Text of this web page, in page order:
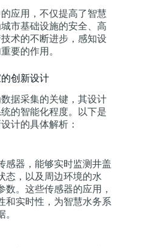
应用，不仅提高了智慧
市基础设施的安全、高
术的不断进步，感知设
要的作用。
创新设计
据采集的关键，其设计
的智能化程度。以下是
计的具体解析：
感器，能够实时监测井盖
态，以及周边环境的水
。这些传感器的应用，
和实时性，为智慧水务系